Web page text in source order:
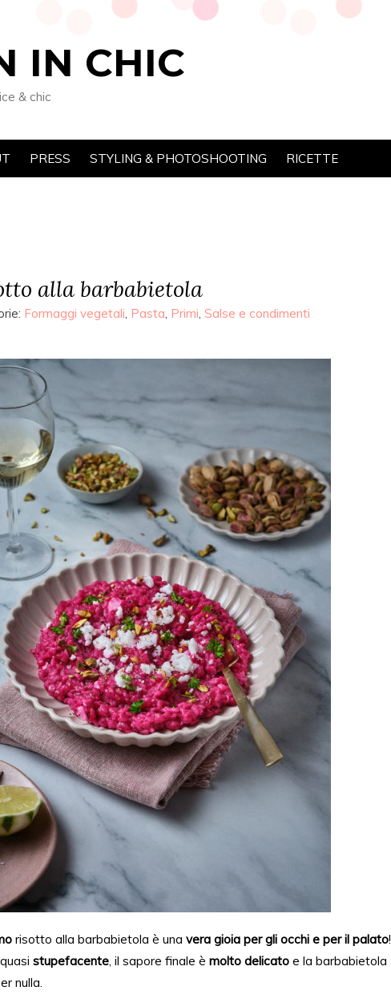
IN CHIC
& chic
PRESS STYLING & PHOTOSHOOTING RICETTE
alla barbabietola
Formaggi vegetali, Pasta, Primi, Salse e condimenti
risotto alla barbabietola è una vera gioia per gli occhi e per il palato!
stupefacente, il sapore finale è molto delicato e la barbabietola
nulla.